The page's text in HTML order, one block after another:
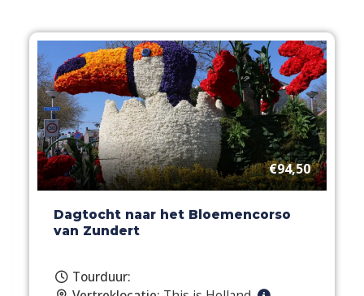
€94,50
Dagtocht naar het Bloemencorso
van Zundert
Tourduur: